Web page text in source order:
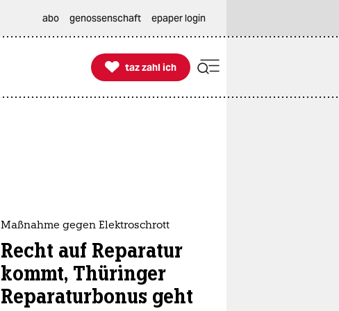
abo genossenschaft epaper login

taz zahl ich
taz zahl ich
Maßnahme gegen Elektroschrott
Recht auf Reparatur
kommt, Thüringer
Reparaturbonus geht